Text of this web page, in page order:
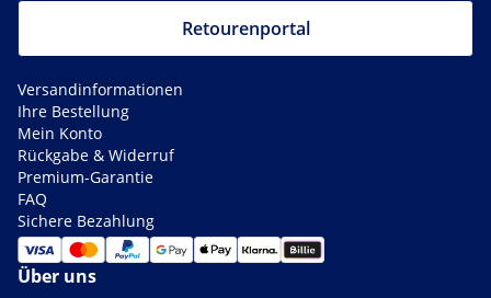
Retourenportal
Versandinformationen
Ihre Bestellung
Mein Konto
Rückgabe & Widerruf
Premium-Garantie
FAQ
Sichere Bezahlung
Über uns